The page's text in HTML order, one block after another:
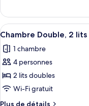
Chambre
Double,
2
lits
doubles
le
type
de
Chambre
Double,
lits
doubles
Afficher
toutes
les
photos
pour
ce
type
7
Chambre Double, 2
1 chambre
4 personnes
2 lits doubles
Wi-Fi gratuit
Plus de détails
Plus